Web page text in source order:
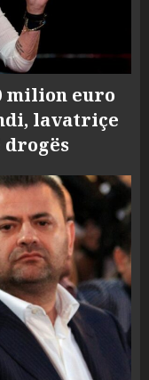
milion euro
lavatriçe
drogës